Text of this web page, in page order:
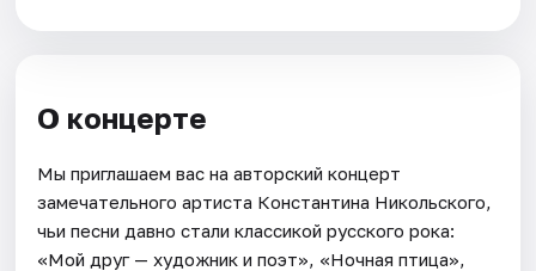
О концерте
Мы приглашаем вас на авторский концерт
замечательного артиста Константина Никольского,
чьи песни давно стали классикой русского рока:
«Мой друг — художник и поэт», «Ночная птица»,